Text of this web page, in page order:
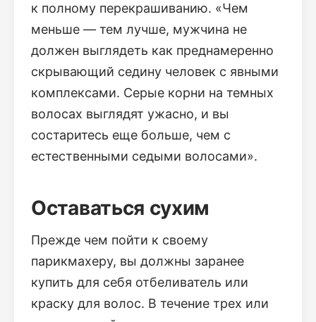
к полному перекрашиванию. «Чем
меньше — тем лучше, мужчина не
должен выглядеть как преднамеренно
скрывающий седину человек с явными
комплексами. Серые корни на темных
волосах выглядят ужасно, и вы
состаритесь еще больше, чем с
естественными седыми волосами».
Оставаться сухим
Прежде чем пойти к своему
парикмахеру, вы должны заранее
купить для себя отбеливатель или
краску для волос. В течение трех или